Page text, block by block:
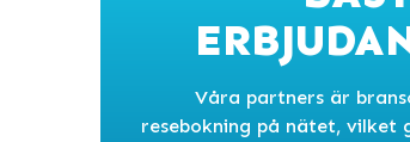
Våra partners är
resebokning på nätet, vilket